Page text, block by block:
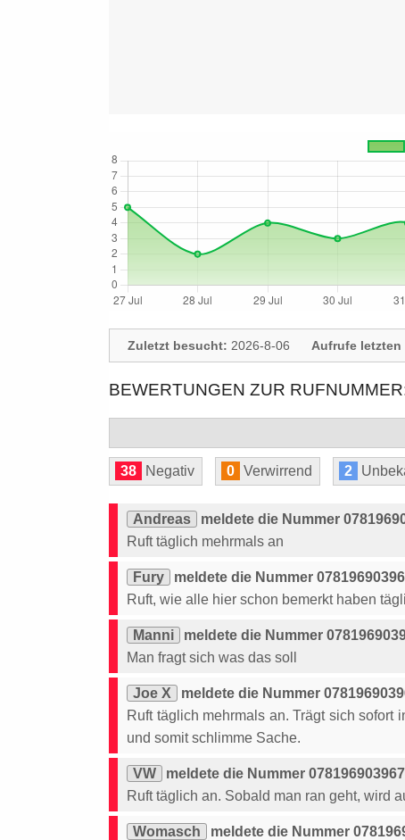
Zuletzt besucht: 2026-8-06 Aufrufe letzten
BEWERTUNGEN ZUR
38 Negativ 0 Verwirrend 2
Andreas
meldete die Nummer
Ruft täglich mehrmals an
Fury
meldete die Nummer
Ruft, wie alle hier schon bemerkt haben
Manni
meldete die Nummer
Man fragt sich was das soll
Joe X
meldete die Nummer
Ruft täglich mehrmals an. Trägt sich sofort
und somit schlimme Sache.
VW
meldete die Nummer
Ruft täglich an. Sobald man ran geht, wird
Womasch
meldete die Nummer